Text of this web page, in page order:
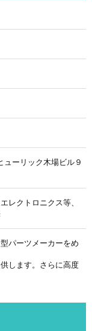
ューリック木場ビル９
レクトロニクス等、
パーツメーカーをめ
します。さらに高度